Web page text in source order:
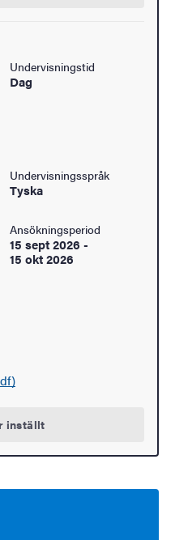
Undervisningstid
Dag
Undervisningsspråk
Tyska
Ansökningsperiod
15 sept 2026 -
15 okt 2026
inställt